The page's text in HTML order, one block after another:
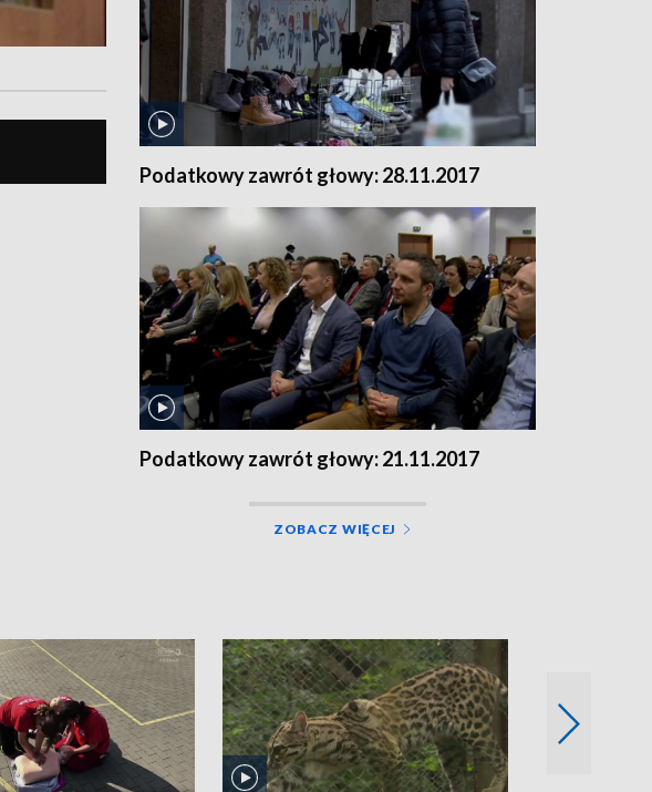
Podatkowy zawrót głowy: 28.11.2017
Podatkowy zawrót głowy: 21.11.2017
ZOBACZ WIĘCEJ